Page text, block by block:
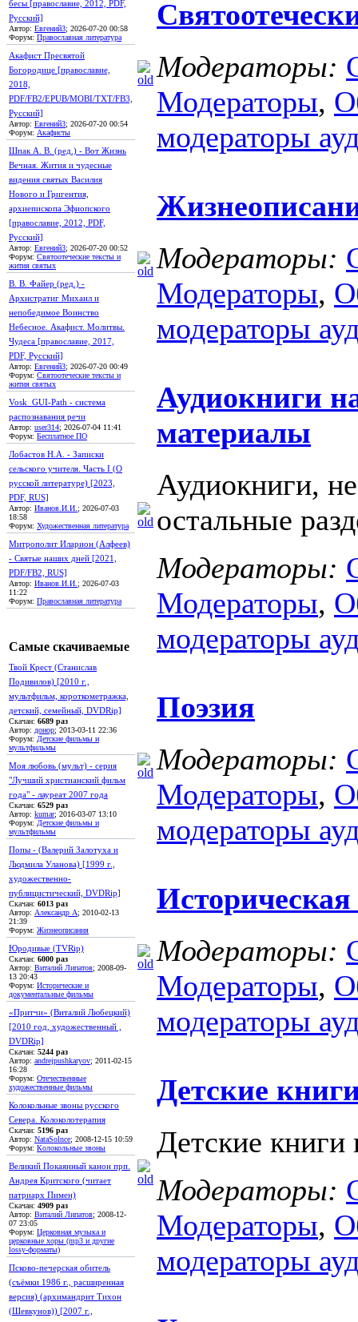
бесы [православие, 2012, PDF,
Русский]
Автор: Евгений3; 2026-07-20 00:58
Форум: Православная литература
Акафист Пресвятой
Богородице [православие,
2018,
PDF/FB2/EPUB/MOBI/TXT/FB3,
Русский]
Автор: Евгений3; 2026-07-20 00:54
Форум: Акафисты
Шпак А. В. (ред.) - Вот Жизнь
Вечная. Жития и чудесные
видения святых Василия
Нового и Григентия,
архиепископа Эфиопского
[православие, 2012, PDF,
Русский]
Автор: Евгений3; 2026-07-20 00:52
Форум: Святоотеческие тексты и
жития святых
В. В. Файер (ред.) -
Архистратиг Михаил и
непобедимое Воинство
Небесное. Акафист. Молитвы.
Чудеса [православие, 2017,
PDF, Русский]
Автор: Евгений3; 2026-07-20 00:49
Форум: Святоотеческие тексты и
жития святых
Vosk_GUI-Path - система
распознавания речи
Автор: user314; 2026-07-04 11:41
Форум: Бесплатное ПО
Лобастов Н.А. - Записки
сельского учителя. Часть I (О
русской литературе) [2023,
PDF, RUS]
Автор: Иванов.И.И. ; 2026-07-03
18:58
Форум: Художественная литература
Митрополит Иларион (Алфеев)
- Святые наших дней [2021,
PDF/FB2, RUS]
Автор: Иванов.И.И. ; 2026-07-03
11:22
Форум: Православная литература
Самые скачиваемые
Твой Крест (Станислав
Подивилов) [2010 г.,
мультфильм, короткометражка,
детский, семейный, DVDRip]
Скачан: 6689 раз
Автор: донор; 2013-03-11 22:36
Форум: Детские фильмы и
мультфильмы
Моя любовь (мульт) - серия
"Лучший христианский фильм
года" - лауреат 2007 года
Скачан: 6529 раз
Автор: kumar; 2016-03-07 13:10
Форум: Детские фильмы и
мультфильмы
Попы - (Валерий Залотуха и
Людмила Уланова) [1999 г.,
художественно-
публицистический, DVDRip]
Скачан: 6013 раз
Автор: Александр А; 2010-02-13
21:39
Форум: Жизнеописания
Юродивые (TVRip)
Скачан: 6000 раз
Автор: Виталий Липатов; 2008-09-
13 20:43
Форум: Исторические и
документальные фильмы
«Притчи» (Виталий Любецкий)
[2010 год, художественный ,
DVDRip]
Скачан: 5244 раз
Автор: andrejpushkaryov; 2011-02-15
16:28
Форум: Отечественные
художественные фильмы
Колокольные звоны русского
Севера. Колоколотерапия
Скачан: 5196 раз
Автор: NataSolnce; 2008-12-15 10:59
Форум: Колокольные звоны
Великий Покаянный канон прп.
Андрея Критского (читает
патриарх Пимен)
Скачан: 4909 раз
Автор: Виталий Липатов; 2008-12-
07 23:05
Форум: Церковная музыка и
церковные хоры (mp3 и другие
lossy-форматы)
Псково-печерская обитель
(съёмки 1986 г., расширенная
версия) (архимандрит Тихон
(Шевкунов)) [2007 г.,
Модераторы:
Модераторы,
модераторы
Модераторы:
Модераторы,
модераторы
Аудиокниги
материалы
Аудиокниги,
остальные
Модераторы:
Модераторы,
модераторы
Поэзия
Модераторы:
Модераторы,
модераторы
Модераторы:
Модераторы,
модераторы
Детские
Детские книги
Модераторы:
Модераторы,
модераторы